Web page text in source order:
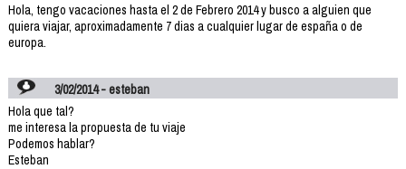
Hola, tengo vacaciones hasta el 2 de Febrero 2014 y busco a alguien que
quiera viajar, aproximadamente 7 dias a cualquier lugar de españa o de
europa.
3/02/2014 - esteban
Hola que tal?
me interesa la propuesta de tu viaje
Podemos hablar?
Esteban